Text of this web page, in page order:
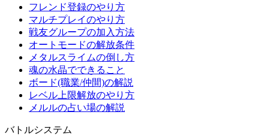
フレンド登録のやり方
マルチプレイのやり方
戦友グループの加入方法
オートモードの解放条件
メタルスライムの倒し方
魂の水晶でできること
ボード(職業/仲間)の解説
レベル上限解放のやり方
メルルの占い場の解説
バトルシステム